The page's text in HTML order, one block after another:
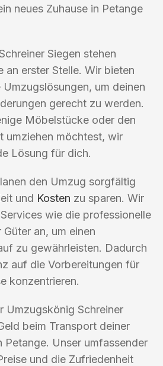
neues Zuhause in Petange
Siegen stehen
an erster Stelle. Wir bieten
um deinen
gerecht zu werden.
Möbelstücke oder den
umziehen möchtest, wir
Lösung für dich.
den Umzug sorgfältig
und Kosten zu sparen. Wir
wie die professionelle
an, um einen
zu gewährleisten. Dadurch
auf die Vorbereitungen für
konzentrieren.
Umzugskönig Schreiner
beim Transport deiner
Petange. Unser umfassender
und die Zufriedenheit